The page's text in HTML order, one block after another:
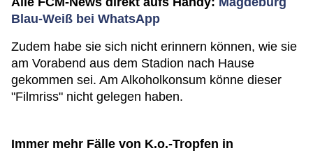
Blau-Weiß bei WhatsApp
Zudem habe sie sich nicht erinnern können, wie sie
am Vorabend aus dem Stadion nach Hause
gekommen sei. Am Alkoholkonsum könne dieser
"Filmriss" nicht gelegen haben.
Immer mehr Fälle von K.o.-Tropfen in